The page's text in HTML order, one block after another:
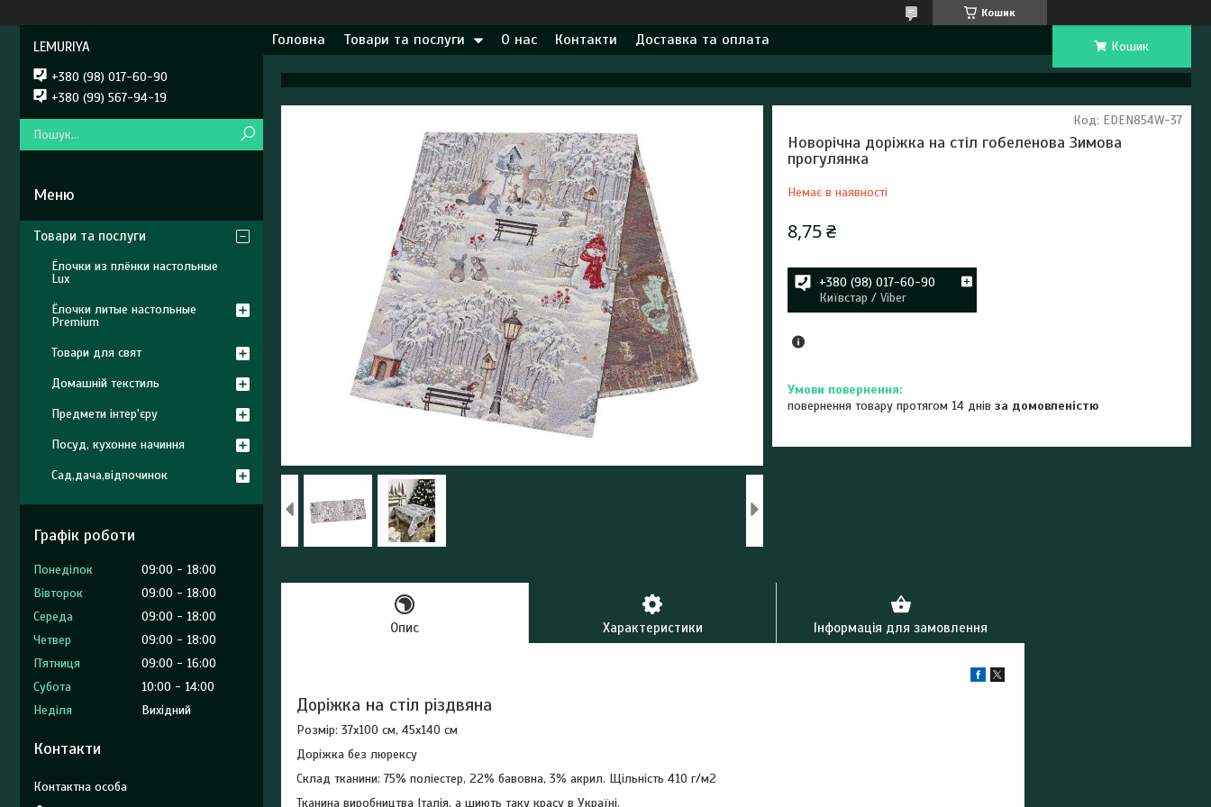
Кошик
Головна Товари та послуги О нас Контакти Доставка та оплата Кошик
Новорічна доріжка на стіл гобеленова Зимова
прогулянка
Немає в наявності
Код: EDEN854W-37
8,75 ₴
+380 (98) 017-60-90
Київстар / Viber
повернення товару протягом 14 днівза домовленістю
Опис Характеристики Інформація для замовлення
Доріжка на стіл різдвяна
Розмір: 37х100 см, 45х140 см
Доріжка без люрексу
Склад тканини: 75% поліестер, 22% бавовна, 3% акрил. Щільність 410 г/м2
Тканина виробництва Італія, а шиють таку красу в Україні.
LEMURIYA
+380 (98) 017-60-90
+380 (99) 567-94-19
Товари та послуги
Ёлочки из плёнки настольные
Lux
Ёлочки литые настольные
Premium
Товари для свят
Домашній текстиль
Предмети інтер'єру
Посуд, кухонне начиння
Сад,дача,відпочинок
Графік роботи
Понеділок 09:00
18:00
Вівторок
09:00
18:00
Середа
09:00
18:00
Четвер
09:00
18:00
Пʼятниця
09:00
16:00
Субота
10:00
14:00
Неділя
Вихідний
Контакти